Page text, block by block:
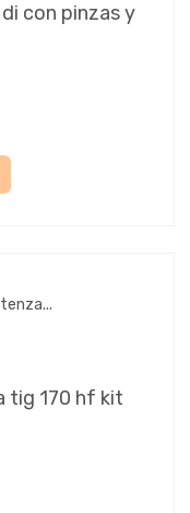
con pinzas y
tig 170 hf kit